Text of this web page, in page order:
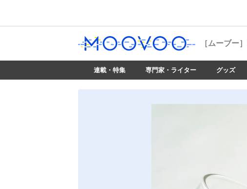
［ムーブー］
連載・特集 専門家・ライター グッズ